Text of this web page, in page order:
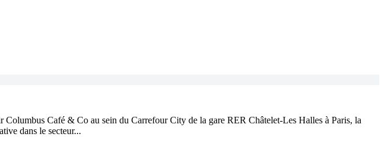
Café & Co au sein du Carrefour City de la gare RER Châtelet-Les Halles à Paris, la
dans le secteur...